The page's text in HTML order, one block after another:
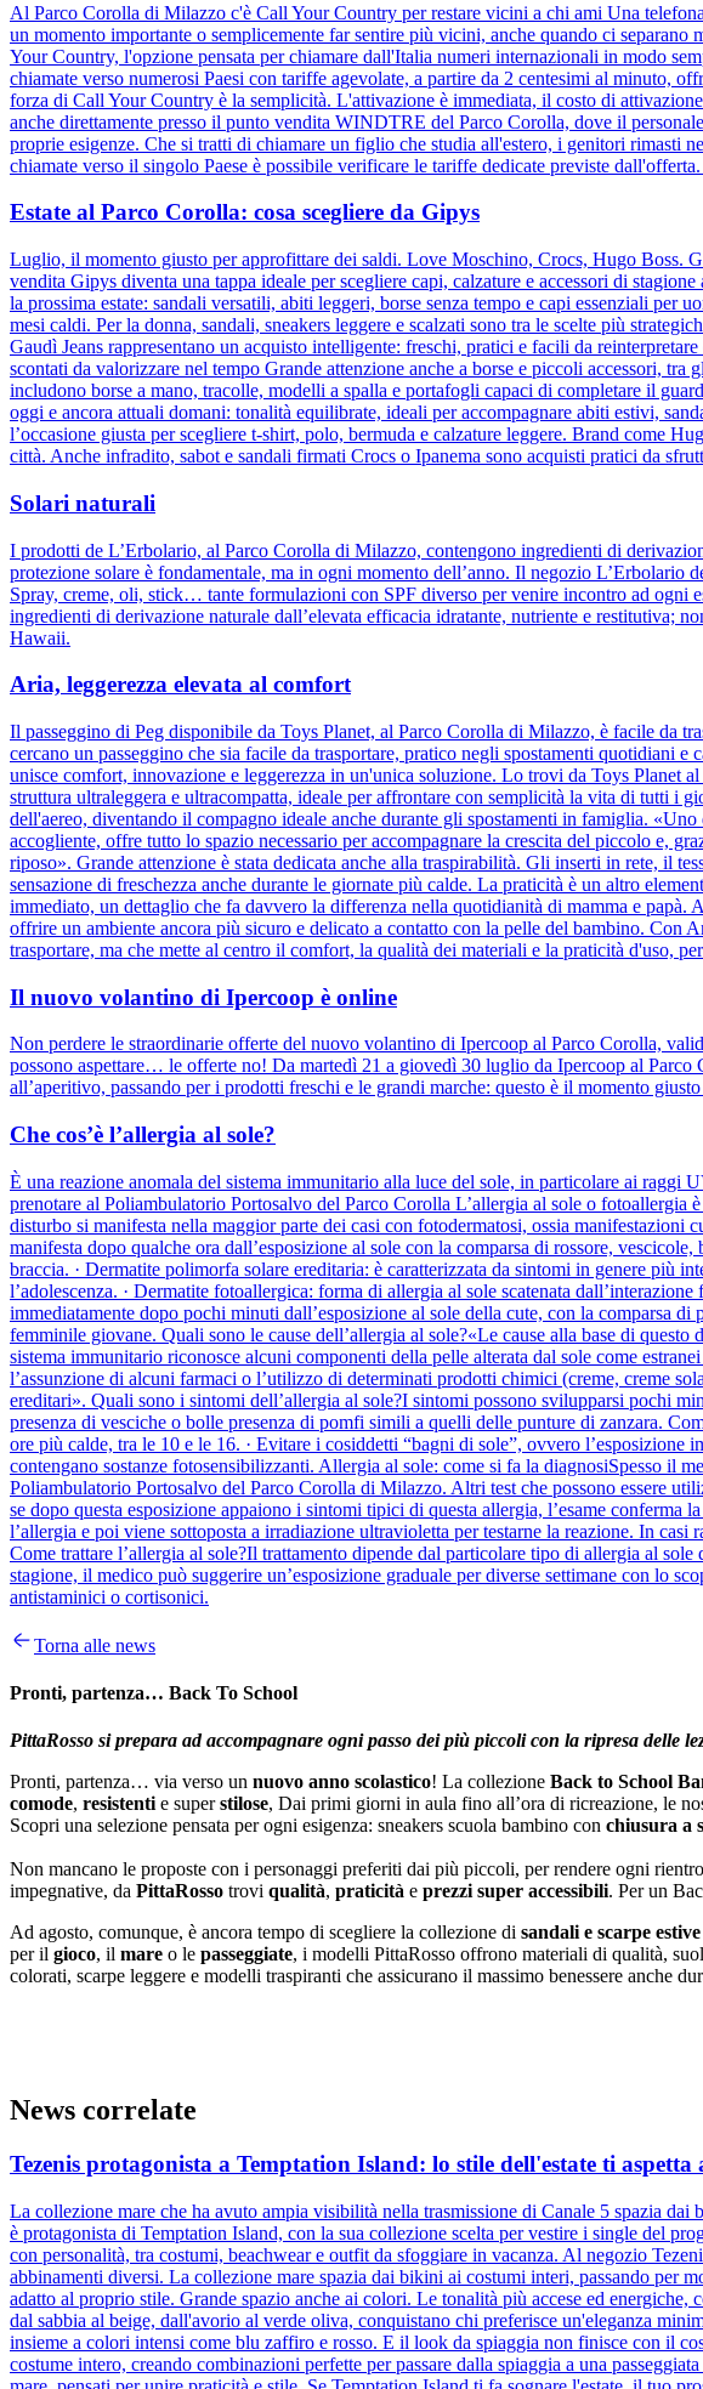
Al Parco Corolla di Milazzo c'è Call Your Country per restare vicini a chi ami Una
un momento importante o semplicemente far sentire più vicini, anche quando ci
Your Country, l'opzione pensata per chiamare dall'Italia numeri internazionali in modo
chiamate verso numerosi Paesi con tariffe agevolate, a partire da 2 centesimi al minuto,
forza di Call Your Country è la semplicità. L'attivazione è immediata, il costo di
anche direttamente presso il punto vendita WINDTRE del Parco Corolla, dove il
proprie esigenze. Che si tratti di chiamare un figlio che studia all'estero, i genitori rimasti
chiamate verso il singolo Paese è possibile verificare le tariffe dedicate previste
Estate al Parco Corolla: cosa scegliere da Gipys
Luglio, il momento giusto per approfittare dei saldi. Love Moschino, Crocs, Hugo Boss.
vendita Gipys diventa una tappa ideale per scegliere capi, calzature e accessori di
la prossima estate: sandali versatili, abiti leggeri, borse senza tempo e capi essenziali
mesi caldi. Per la donna, sandali, sneakers leggere e scalzati sono tra le scelte più
Gaudì Jeans rappresentano un acquisto intelligente: freschi, pratici e facili da
scontati da valorizzare nel tempo Grande attenzione anche a borse e piccoli accessori,
includono borse a mano, tracolle, modelli a spalla e portafogli capaci di completare il
oggi e ancora attuali domani: tonalità equilibrate, ideali per accompagnare abiti estivi,
l’occasione giusta per scegliere t-shirt, polo, bermuda e calzature leggere. Brand come
città. Anche infradito, sabot e sandali firmati Crocs o Ipanema sono acquisti pratici da
Solari naturali
I prodotti de L’Erbolario, al Parco Corolla di Milazzo, contengono ingredienti di
protezione solare è fondamentale, ma in ogni momento dell’anno. Il negozio
Spray, creme, oli, stick… tante formulazioni con SPF diverso per venire incontro ad ogni
ingredienti di derivazione naturale dall’elevata efficacia idratante, nutriente e restitutiva;
Hawaii.
Aria, leggerezza elevata al comfort
Il passeggino di Peg disponibile da Toys Planet, al Parco Corolla di Milazzo, è facile da
cercano un passeggino che sia facile da trasportare, pratico negli spostamenti quotidiani
unisce comfort, innovazione e leggerezza in un'unica soluzione. Lo trovi da Toys Planet
struttura ultraleggera e ultracompatta, ideale per affrontare con semplicità la vita di tutti i
dell'aereo, diventando il compagno ideale anche durante gli spostamenti in famiglia.
accogliente, offre tutto lo spazio necessario per accompagnare la crescita del piccolo e,
riposo». Grande attenzione è stata dedicata anche alla traspirabilità. Gli inserti in rete, il
sensazione di freschezza anche durante le giornate più calde. La praticità è un altro
immediato, un dettaglio che fa davvero la differenza nella quotidianità di mamma e
offrire un ambiente ancora più sicuro e delicato a contatto con la pelle del bambino. Con
trasportare, ma che mette al centro il comfort, la qualità dei materiali e la praticità d'uso,
Il nuovo volantino di Ipercoop è online
Non perdere le straordinarie offerte del nuovo volantino di Ipercoop al Parco Corolla,
possono aspettare… le offerte no! Da martedì 21 a giovedì 30 luglio da Ipercoop al
all’aperitivo, passando per i prodotti freschi e le grandi marche: questo è il momento
Che cos’è l’allergia al sole?
È una reazione anomala del sistema immunitario alla luce del sole, in particolare ai
prenotare al Poliambulatorio Portosalvo del Parco Corolla L’allergia al sole o
disturbo si manifesta nella maggior parte dei casi con fotodermatosi, ossia
manifesta dopo qualche ora dall’esposizione al sole con la comparsa di rossore,
braccia. · Dermatite polimorfa solare ereditaria: è caratterizzata da sintomi in genere più
l’adolescenza. · Dermatite fotoallergica: forma di allergia al sole scatenata
immediatamente dopo pochi minuti dall’esposizione al sole della cute, con la comparsa
femminile giovane. Quali sono le cause dell’allergia al sole?«Le cause alla base di
sistema immunitario riconosce alcuni componenti della pelle alterata dal sole come
l’assunzione di alcuni farmaci o l’utilizzo di determinati prodotti chimici (creme, creme
ereditari». Quali sono i sintomi dell’allergia al sole?I sintomi possono svilupparsi pochi
presenza di vesciche o bolle presenza di pomfi simili a quelli delle punture di zanzara.
ore più calde, tra le 10 e le 16. · Evitare i cosiddetti “bagni di sole”, ovvero
contengano sostanze fotosensibilizzanti. Allergia al sole: come si fa la diagnosiSpesso il
Poliambulatorio Portosalvo del Parco Corolla di Milazzo. Altri test che possono essere
se dopo questa esposizione appaiono i sintomi tipici di questa allergia, l’esame conferma
l’allergia e poi viene sottoposta a irradiazione ultravioletta per testarne la reazione. In
Come trattare l’allergia al sole?Il trattamento dipende dal particolare tipo di allergia al
stagione, il medico può suggerire un’esposizione graduale per diverse settimane con lo
antistaminici o cortisonici.
Torna alle news
Pronti, partenza… Back To School
PittaRosso si prepara ad accompagnare ogni passo dei più piccoli con la ripresa delle
Pronti, partenza… via verso un nuovo anno scolastico! La collezione Back to School
comode, resistentie superstilose, Dai primi giorni in aula fino all’ora di ricreazione, le
Scopri una selezione pensata per ogni esigenza: sneakers scuola bambino con chiusura a
Non mancano le proposte con i personaggi preferiti dai più piccoli, per rendere ogni
impegnative, da PittaRosso trovi qualità, praticità e prezzi super accessibili. Per un
Ad agosto, comunque, è ancora tempo di scegliere la collezione di sandali e scarpe
per il gioco, il mare o le passeggiate, i modelli PittaRosso offrono materiali di qualità,
colorati, scarpe leggere e modelli traspiranti che assicurano il massimo benessere anche
News correlate
Tezenis protagonista a Temptation Island: lo stile dell'estate ti
La collezione mare che ha avuto ampia visibilità nella trasmissione di Canale 5 spazia
è protagonista di Temptation Island, con la sua collezione scelta per vestire i single del
con personalità, tra costumi, beachwear e outfit da sfoggiare in vacanza. Al negozio
abbinamenti diversi. La collezione mare spazia dai bikini ai costumi interi, passando per
adatto al proprio stile. Grande spazio anche ai colori. Le tonalità più accese ed
dal sabbia al beige, dall'avorio al verde oliva, conquistano chi preferisce un'eleganza
insieme a colori intensi come blu zaffiro e rosso. E il look da spiaggia non finisce con il
costume intero, creando combinazioni perfette per passare dalla spiaggia a una